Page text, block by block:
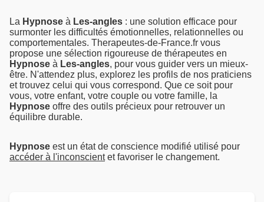
La Hypnose à Les-angles : une solution efficace pour
surmonter les difficultés émotionnelles, relationnelles ou
comportementales. Therapeutes-de-France.fr vous
propose une sélection rigoureuse de thérapeutes en
Hypnose à Les-angles, pour vous guider vers un mieux-
être. N'attendez plus, explorez les profils de nos praticiens
et trouvez celui qui vous correspond. Que ce soit pour
vous, votre enfant, votre couple ou votre famille, la
Hypnose offre des outils précieux pour retrouver un
équilibre durable.
Hypnose est un état de conscience modifié utilisé pour
accéder à l'inconscientet favoriser le changement.